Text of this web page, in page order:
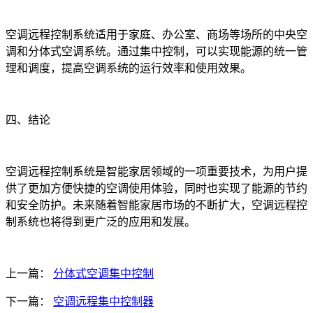
空调远程控制系统适用于家庭、办公室、商场等场所的中央空
调和分体式空调系统。通过集中控制，可以实现能源的统一管
理和调度，提高空调系统的运行效率和使用效果。
四、结论
空调远程控制系统是智能家居领域的一项重要技术，为用户提
供了更加方便快捷的空调使用体验，同时也实现了能源的节约
和安全防护。未来随着智能家居市场的不断扩大，空调远程控
制系统也将得到更广泛的应用和发展。
上一篇： 分体式空调集中控制
下一篇： 空调远程集中控制器